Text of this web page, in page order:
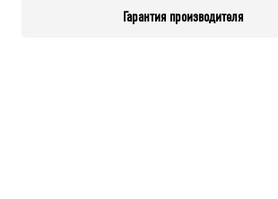
Гарантия производителя